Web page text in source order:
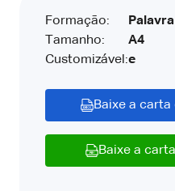
Formação:
Tamanho:
Customizável:
A4
e
Baixe a
Baixe a